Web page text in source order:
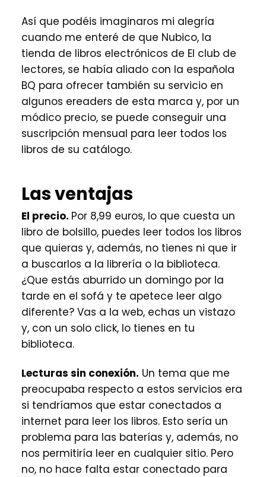
Así que podéis imaginaros mi alegría
cuando me enteré de que Nubico, la
tienda de libros electrónicos de El club de
lectores, se había aliado con la española
BQ para ofrecer también su servicio en
algunos ereaders de esta marca y, por un
módico precio, se puede conseguir una
suscripción mensual para leer todos los
libros de su catálogo.
Las ventajas
El precio. Por 8,99 euros, lo que cuesta un
libro de bolsillo, puedes leer todos los libros
que quieras y, además, no tienes ni que ir
a buscarlos a la librería o la biblioteca.
¿Que estás aburrido un domingo por la
tarde en el sofá y te apetece leer algo
diferente? Vas a la web, echas un vistazo
y, con un solo click, lo tienes en tu
biblioteca.
Lecturas sin conexión. Un tema que me
preocupaba respecto a estos servicios era
si tendríamos que estar conectados a
internet para leer los libros. Esto sería un
problema para las baterías y, además, no
nos permitiría leer en cualquier sitio. Pero
no, no hace falta estar conectado para